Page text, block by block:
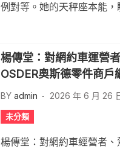
例對等。她的天秤座本能
楊傳堂：對網約車運營
OSDER奧斯德零件商戶
BY admin 2026 年 6 月 26
未分類
楊傳堂：對網約車經營者